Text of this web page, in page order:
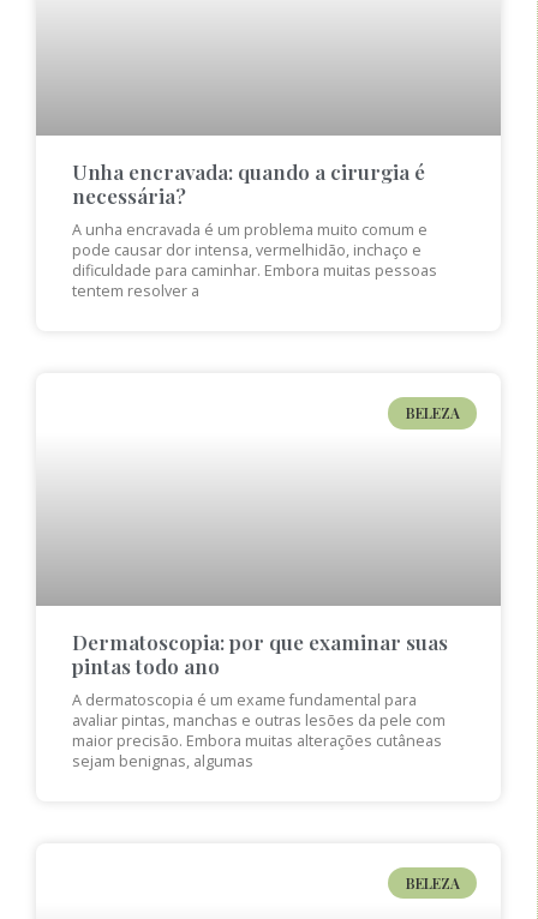
Unha encravada: quando a cirurgia é
necessária?
A unha encravada é um problema muito comum e
pode causar dor intensa, vermelhidão, inchaço e
dificuldade para caminhar. Embora muitas pessoas
tentem resolver a
BELEZA
Dermatoscopia: por que examinar suas
pintas todo ano
A dermatoscopia é um exame fundamental para
avaliar pintas, manchas e outras lesões da pele com
maior precisão. Embora muitas alterações cutâneas
sejam benignas, algumas
BELEZA